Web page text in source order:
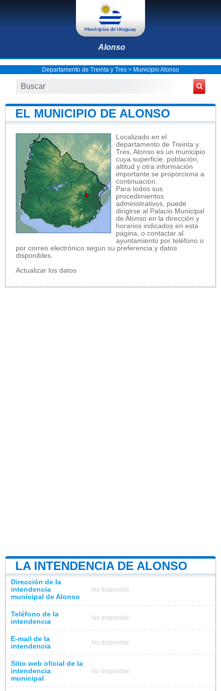
Alonso
Departamento de Treinta y Tres > Municipio Alonso
EL MUNICIPIO DE ALONSO
Localizado en el
departamento de Treinta y
Tres, Alonso es un municipio
cuya superficie, población,
altitud y otra información
importante se proporciona a
continuación.
Para todos sus
procedimientos
administrativos, puede
dirigirse al Palacio Municipal
de Alonso en la dirección y
horarios indicados en esta
página, o contactar al
ayuntamiento por teléfono o
por correo electrónico según su preferencia y datos
disponibles.
Actualizar los datos
LA INTENDENCIA DE ALONSO
Dirección de la
intendencia
municipal de Alonso
No disponible
Teléfono de la
intendencia
No disponible
E-mail de la
intendencia
No disponible
Sitio web oficial de la
intendencia
municipal
No disponible